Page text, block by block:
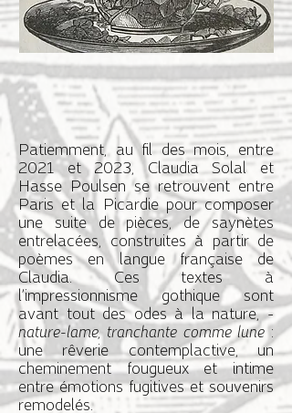
Patiemment, au fil des mois, entre
2021 et 2023, Claudia Solal et
Hasse Poulsen se retrouvent entre
Paris et la Picardie pour composer
une suite de pièces, de saynètes
entrelacées, construites à partir de
poèmes en langue française de
Claudia. Ces textes à
l’impressionnisme gothique sont
avant tout des odes à la nature, -
nature-lame, tranchante comme lune:
une rêverie contemplactive, un
cheminement fougueux et intime
entre émotions fugitives et souvenirs
remodelés.